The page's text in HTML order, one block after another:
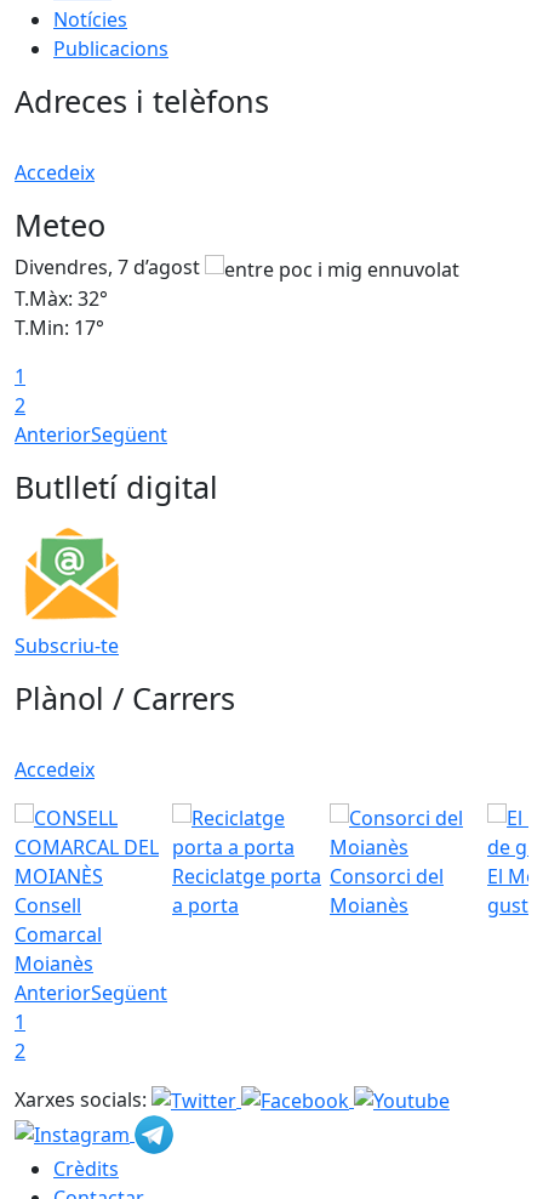
Notícies
Publicacions
Adreces i telèfons
Accedeix
Meteo
Divendres, 7 d’agost
T.Màx: 32°
T.Min: 17°
1
2
AnteriorSegüent
Butlletí digital
Subscriu-te
Plànol / Carrers
Accedeix
Consell
Comarcal
Moianès
Reciclatge porta
a porta
Consorci del
Moianès
El
gust
AnteriorSegüent
1
2
Xarxes socials:
Crèdits